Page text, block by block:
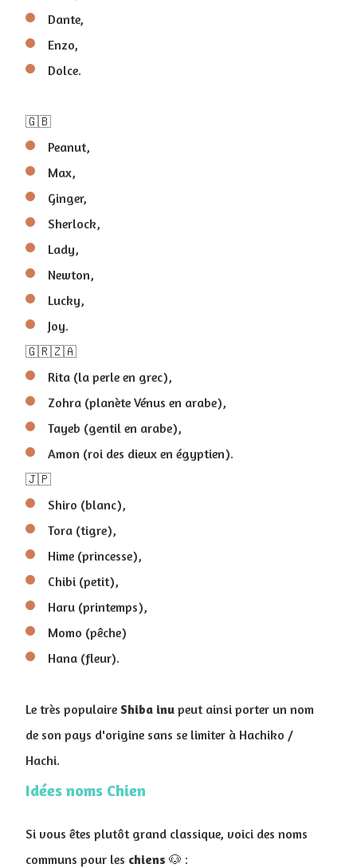
Dante,
Enzo,
Dolce.
🇬🇧
Peanut,
Max,
Ginger,
Sherlock,
Lady,
Newton,
Lucky,
Joy.
🇬🇷🇿🇦
Rita (la perle en grec),
Zohra (planète Vénus en arabe),
Tayeb (gentil en arabe),
Amon (roi des dieux en égyptien).
🇯🇵
Shiro (blanc),
Tora (tigre),
Hime (princesse),
Chibi (petit),
Haru (printemps),
Momo (pêche)
Hana (fleur).
Le très populaire Shiba inu peut ainsi porter un nom
de son pays d'origine sans se limiter à Hachiko /
Hachi.
Idées noms Chien
Si vous êtes plutôt grand classique, voici des noms
communs pour les chiens 🐶 :